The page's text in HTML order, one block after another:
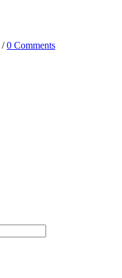
/ 0 Comments